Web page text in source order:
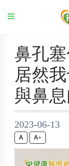
鼻孔
居然
與鼻息
2023-06-13
+